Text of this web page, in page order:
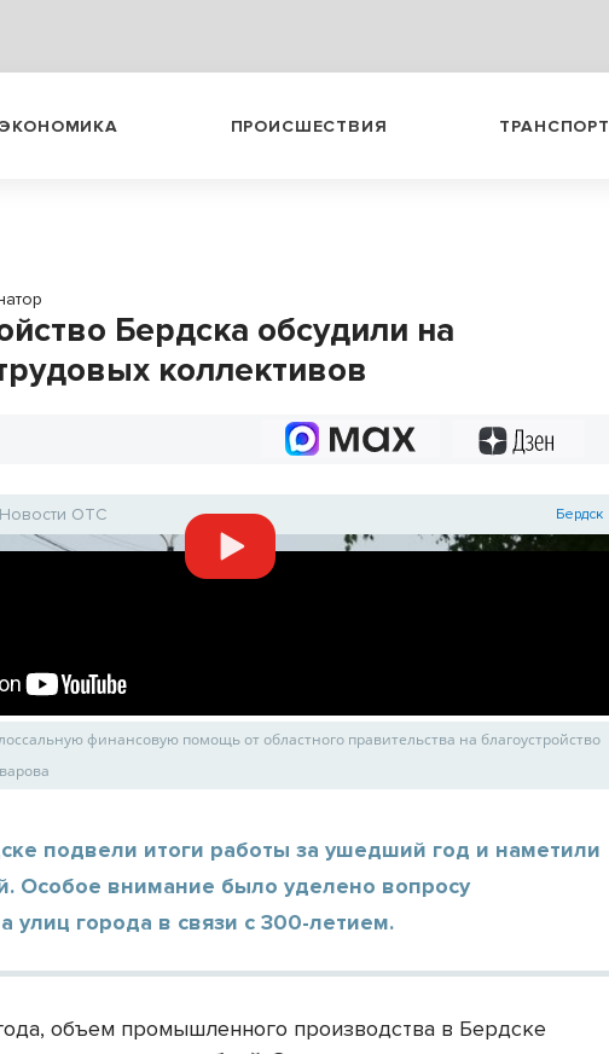
ЭКОНОМИКА ПРОИСШЕСТВИЯ ТРАНСПОРТ
Бердска обсудили на
коллективов
Новости ОТС Бердск
финансовую помощь от областного правительства на благоустройство
подвели итоги работы за ушедший год и наметили
Особое внимание было уделено вопросу
улиц города в связи с 300-летием.
объем промышленного производства в Бердске